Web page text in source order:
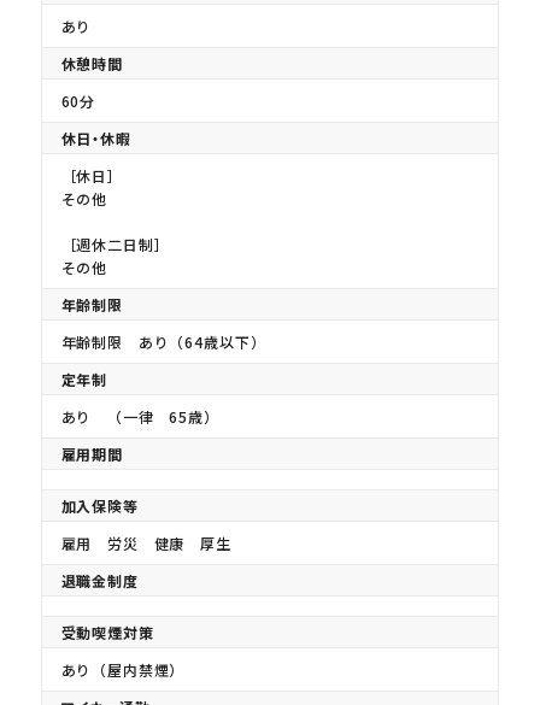
あり
休憩時間
60分
休日・休暇
［休日］
その他
［週休二日制］
その他
年齢制限
年齢制限 あり（64歳以下）
定年制
あり （一律 65歳）
雇用期間
加入保険等
雇用 労災 健康 厚生
退職金制度
受動喫煙対策
あり（屋内禁煙）